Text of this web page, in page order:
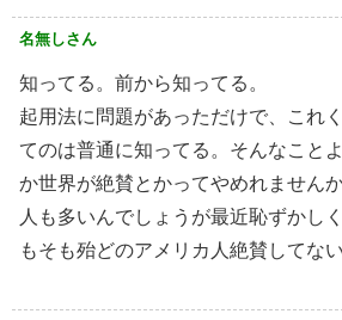
名無しさん
知ってる。前から知ってる。
起用法に問題があっただけで、これ
てのは普通に知ってる。そんなこと
か世界が絶賛とかってやめれません
人も多いんでしょうが最近恥ずかし
もそも殆どのアメリカ人絶賛してな